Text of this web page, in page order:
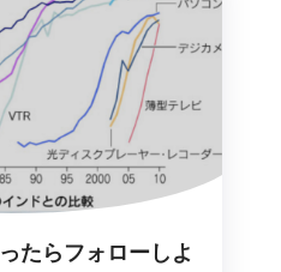
たらフォローしよ